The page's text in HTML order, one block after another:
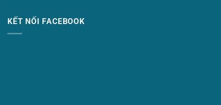
KẾT NỐI FACEBOOK